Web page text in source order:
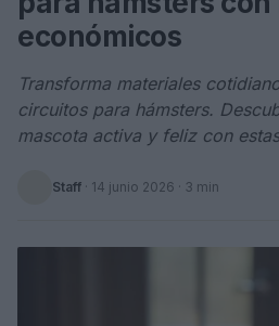
económicos
Transforma materiales
circuitos para hámsters.
mascota activa y feliz con
Staff · 14 junio 2026 · 3 min